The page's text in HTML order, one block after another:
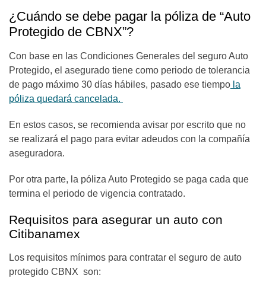
¿Cuándo se debe pagar la póliza de “Auto
Protegido de CBNX”?
Con base en las Condiciones Generales del seguro Auto
Protegido, el asegurado tiene como periodo de tolerancia
de pago máximo 30 días hábiles, pasado ese tiempo la
póliza quedará cancelada.
En estos casos, se recomienda avisar por escrito que no
se realizará el pago para evitar adeudos con la compañía
aseguradora.
Por otra parte, la póliza Auto Protegido se paga cada que
termina el periodo de vigencia contratado.
Requisitos para asegurar un auto con
Citibanamex
Los requisitos mínimos para contratar el seguro de auto
protegido CBNX son: